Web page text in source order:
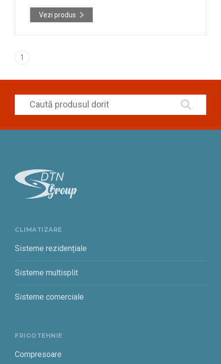
Vezi produs
1
CLIMATIZARE
Sisteme rezidențiale
Sisteme multisplit
Sisteme comerciale
FRIGOTEHNIE
Compresoare